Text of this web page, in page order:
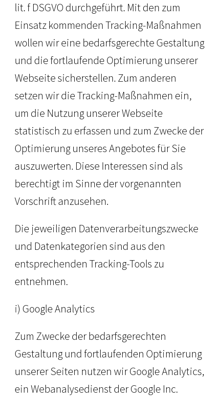
lit. f DSGVO durchgeführt. Mit den zum
Einsatz kommenden Tracking-Maßnahmen
wollen wir eine bedarfsgerechte Gestaltung
und die fortlaufende Optimierung unserer
Webseite sicherstellen. Zum anderen
setzen wir die Tracking-Maßnahmen ein,
um die Nutzung unserer Webseite
statistisch zu erfassen und zum Zwecke der
Optimierung unseres Angebotes für Sie
auszuwerten. Diese Interessen sind als
berechtigt im Sinne der vorgenannten
Vorschrift anzusehen.
Die jeweiligen Datenverarbeitungszwecke
und Datenkategorien sind aus den
entsprechenden Tracking-Tools zu
entnehmen.
i) Google Analytics
Zum Zwecke der bedarfsgerechten
Gestaltung und fortlaufenden Optimierung
unserer Seiten nutzen wir Google Analytics,
ein Webanalysedienst der Google Inc.